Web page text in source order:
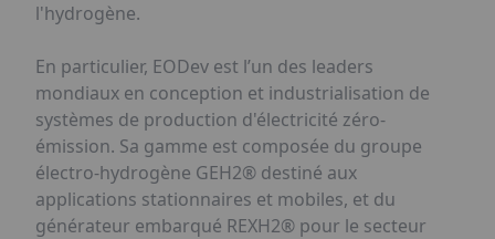
l'hydrogène.
En particulier, EODev est l’un des leaders
mondiaux en conception et industrialisation de
systèmes de production d'électricité zéro-
émission. Sa gamme est composée du groupe
électro-hydrogène GEH2® destiné aux
applications stationnaires et mobiles, et du
générateur embarqué REXH2® pour le secteur